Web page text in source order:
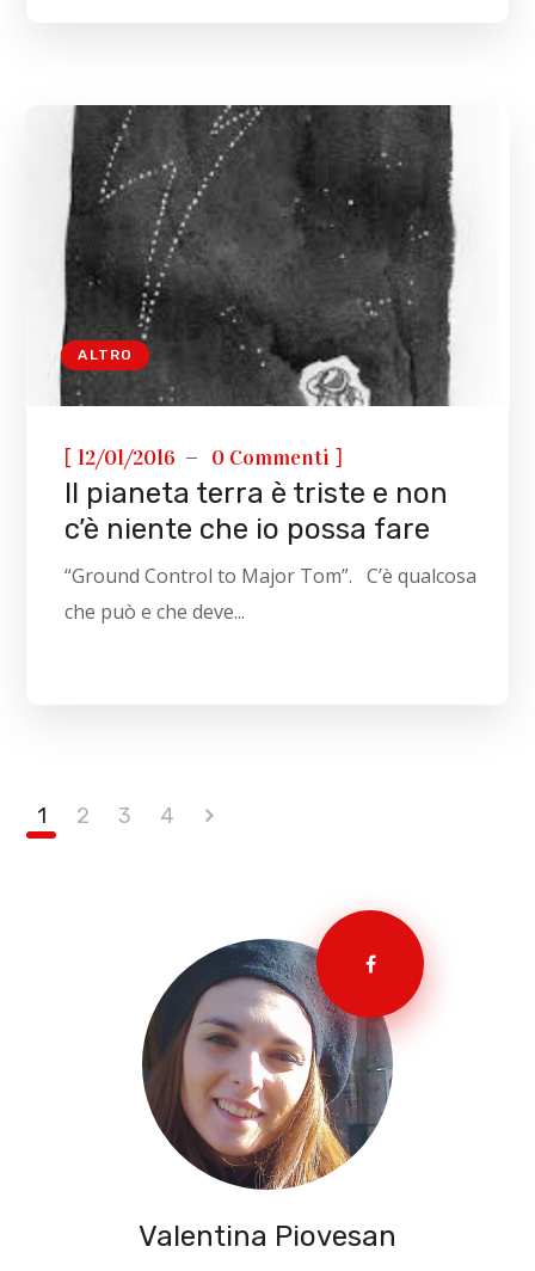
ALTRO
[12/01/2016 0 Commenti ]
Il pianeta terra è triste e non
c’è niente che io possa fare
“Ground Control to Major Tom”. C’è qualcosa
che può e che deve...
1 2 3 4
Valentina Piovesan